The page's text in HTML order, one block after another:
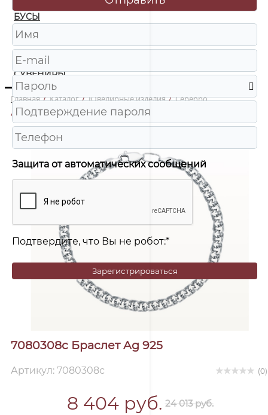
БУСЫ
ЧАСЫ
ШКАТУЛКИ
СУВЕНИРЫ
Главная / Каталог / Ювелирные изделия / Серебро
/
7080308с Браслет Ag 925
7080308с Браслет Ag 925
Артикул: 7080308с (0)
8 404 руб. 24 013 руб.
Защита от автоматических сообщений
Подтвердите, что Вы не робот:*
Зарегистрироваться